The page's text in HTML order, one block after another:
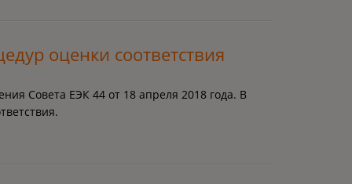
оценки соответствия
Совета ЕЭК 44 от 18 апреля 2018 года. В